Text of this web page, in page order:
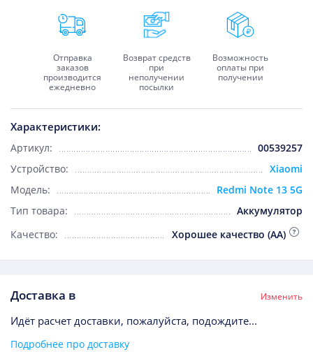
Характеристики:
Артикул:
00539257
Устройство:
Xiaomi
Модель:
Redmi Note 13 5G
Тип товара:
Аккумулятор
Качество:
Хорошее качество (AA)
Доставка в Изменить
Идёт расчет доставки, пожалуйста, подождите...
Подробнее про доставку
Отправка
заказов
производится
ежедневно
Возврат средств
при
неполучении
посылки
Возможность
оплаты при
получении